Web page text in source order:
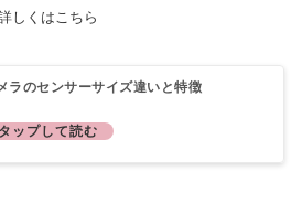
しくはこちら
ラのセンサーサイズ違いと特徴